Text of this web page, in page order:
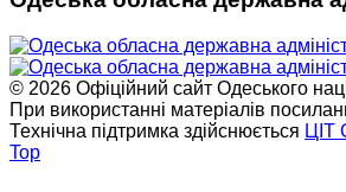
© 2026 Офіційний сайт Одеського
При використанні матеріалів
Технічна підтримка здійснюється ЦІТ
Top